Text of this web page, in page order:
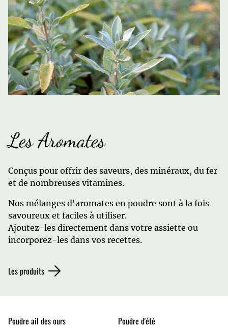
Les Aromates
Conçus pour offrir des saveurs, des minéraux, du fer
et de nombreuses vitamines.
Nos mélanges d'aromates en poudre sont à la fois
savoureux et faciles à utiliser.
Ajoutez-les directement dans votre assiette ou
incorporez-les dans vos recettes.
Les produits
Poudre ail des ours
Poudre d'été